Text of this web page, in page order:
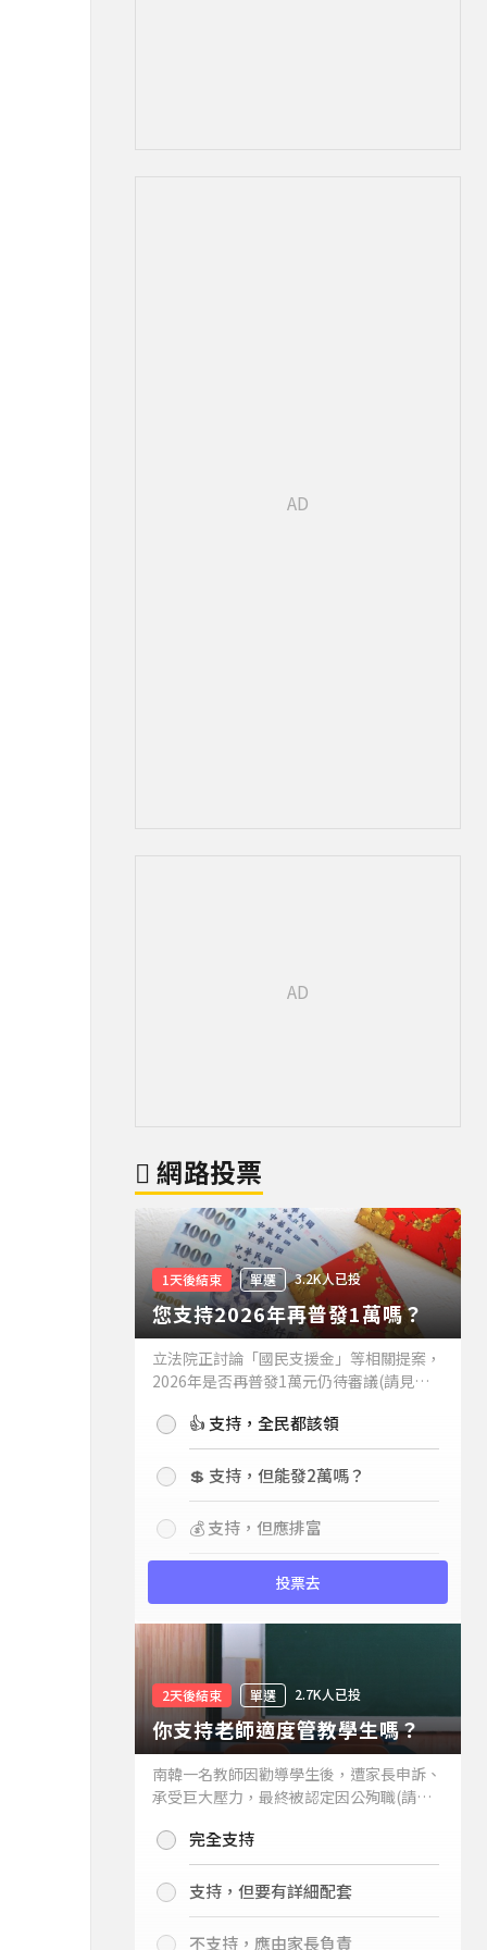
網路投票
1天後結束 單選 3.2K人已投
您支持2026年再普發1萬嗎？
立法院正討論「國民支援金」等相關提案，
2026年是否再普發1萬元仍待審議(請見下
持嗎？👍 支持，全民都該領
💲 支持，但能發2萬嗎？
💰 支持，但應排富
投票去
2天後結束 單選 2.7K人已投
你支持老師適度管教學生嗎？
南韓一名教師因勸導學生後，遭家長申訴、
承受巨大壓力，最終被認定因公殉職(請見
你支持老師適度管教學生嗎？
完全支持
支持，但要有詳細配套
不支持，應由家長負責